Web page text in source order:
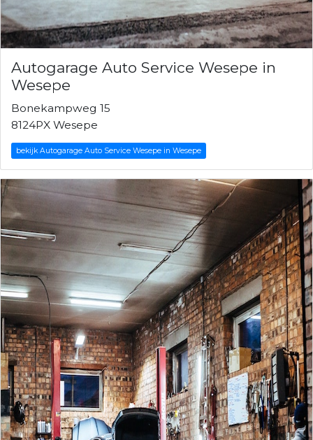
Autogarage Auto Service Wesepe in
Wesepe
Bonekampweg 15
8124PX Wesepe
bekijk Autogarage Auto Service Wesepe in Wesepe